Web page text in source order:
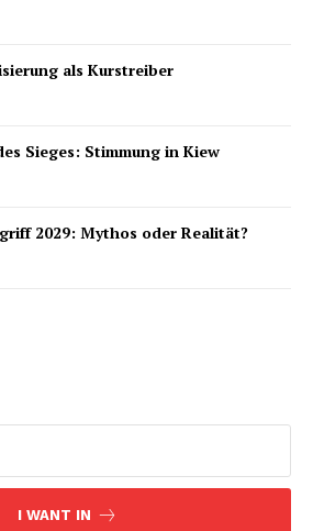
als Kurstreiber
Sieges: Stimmung in Kiew
2029: Mythos oder Realität?
I WANT IN